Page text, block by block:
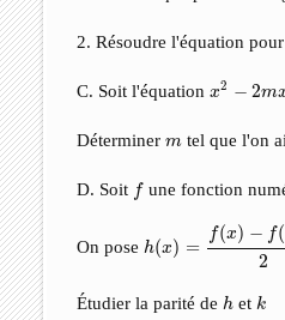
2. Résoudre l'équation
C. Soit l'équationx2 − 2m
2 m
Déterminerm
m tel que l'on
D. Soit f
f une fonction
On pose h(x) =
f(x) − f(
2
−f −
Étudier la parité de h
h et k
k